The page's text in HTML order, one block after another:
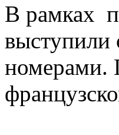
В рамках
выступили
номерами.